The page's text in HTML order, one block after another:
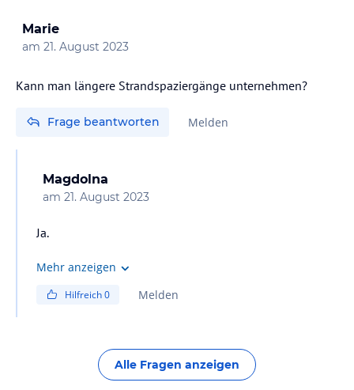
Marie
am 21. August 2023
Kann man längere Strandspaziergänge unternehmen?
Frage beantworten Melden
Magdolna
am 21. August 2023
Ja.
Mehr anzeigen
Hilfreich0 Melden
Alle Fragen anzeigen